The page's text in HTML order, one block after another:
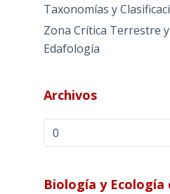
Taxonomías y
Zona Crítica Terrestre
Edafología
Archivos
Archivos
Biología y Ecología